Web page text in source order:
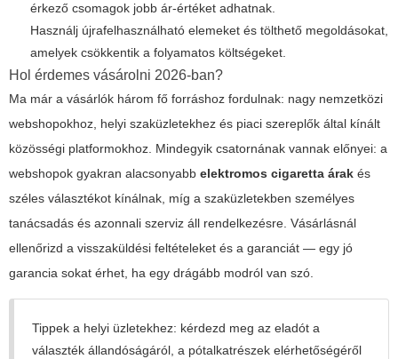
érkező csomagok jobb ár-értéket adhatnak.
Használj újrafelhasználható elemeket és tölthető megoldásokat,
amelyek csökkentik a folyamatos költségeket.
Hol érdemes vásárolni 2026-ban?
Ma már a vásárlók három fő forráshoz fordulnak: nagy nemzetközi
webshopokhoz, helyi szaküzletekhez és piaci szereplők által kínált
közösségi platformokhoz. Mindegyik csatornának vannak előnyei: a
webshopok gyakran alacsonyabb elektromos cigaretta árak és
széles választékot kínálnak, míg a szaküzletekben személyes
tanácsadás és azonnali szerviz áll rendelkezésre. Vásárlásnál
ellenőrizd a visszaküldési feltételeket és a garanciát — egy jó
garancia sokat érhet, ha egy drágább modról van szó.
Tippek a helyi üzletekhez: kérdezd meg az eladót a
választék állandóságáról, a pótalkatrészek elérhetőségéről